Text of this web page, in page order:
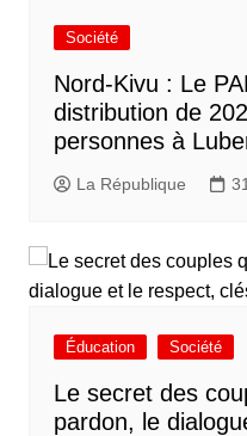
Société
Nord-Kivu : Le
distribution de
personnes à
La République
Éducation Société
Le secret des
pardon, le